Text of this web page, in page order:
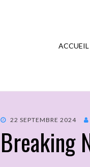
ACCUEIL
22 SEPTEMBRE 2024
Breaking